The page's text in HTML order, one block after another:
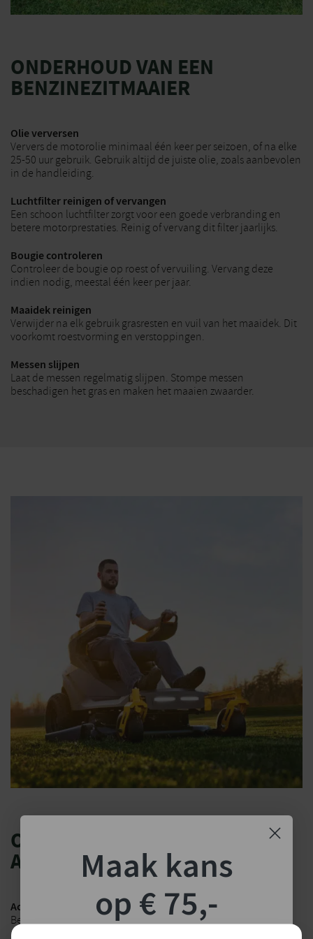
ONDERHOUD VAN EEN
BENZINEZITMAAIER
Olie verversen
Ververs de motorolie minimaal één keer per seizoen, of na elke
25-50 uur gebruik. Gebruik altijd de juiste olie, zoals aanbevolen
in de handleiding.
Luchtfilter reinigen of vervangen
Een schoon luchtfilter zorgt voor een goede verbranding en
betere motorprestaties. Reinig of vervang dit filter jaarlijks.
Bougie controleren
Controleer de bougie op roest of vervuiling. Vervang deze
indien nodig, meestal één keer per jaar.
Maaidek reinigen
Verwijder na elk gebruik grasresten en vuil van het maaidek. Dit
voorkomt roestvorming en verstoppingen.
Messen slijpen
Laat de messen regelmatig slijpen. Stompe messen
beschadigen het gras en maken het maaien zwaarder.
ONDERHOUD VAN EEN
ACCUZITMAAIER
Accu verzorgen
Bewaar de accu op een droge, vorstvrije plek. Laad deze
regelmatig op, ook in de winter. Gebruik altijd originele laders
Maak kans
op € 75,-